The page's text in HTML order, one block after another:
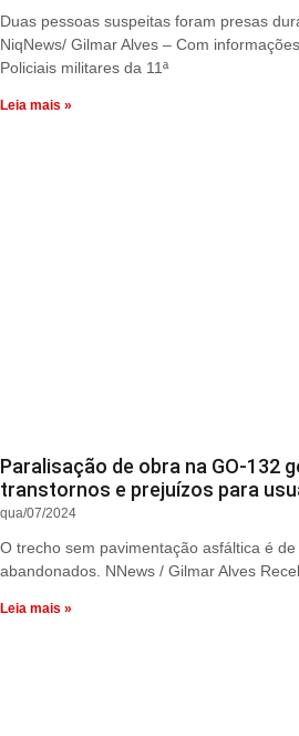
Duas pessoas suspeitas foram presas
NiqNews/ Gilmar Alves – Com
Policiais militares da 11ª
Leia mais »
Paralisação de obra na GO-132
transtornos e prejuízos para
qua/07/2024
O trecho sem pavimentação asfáltica é
abandonados. NNews / Gilmar Alves
Leia mais »